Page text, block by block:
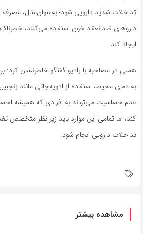
تداخلات شدید دارویی شود؛ به‌عنوان‌مثال، مصرف
داروهای ضدانعقاد خون استفاده می‌کنند،
ایجاد کند.
همتی در مصاحبه با رادیو گفتگو خاطرنشان کرد:
به دمای محیط، استفاده از ادویه‌جاتی مانند
عدم حساسیت می‌تواند به افرادی که همیشه
کند، اما تمامی این موارد باید زیر نظر متخصص
تداخلات دارویی انجام شود.
مشاهده بیشتر